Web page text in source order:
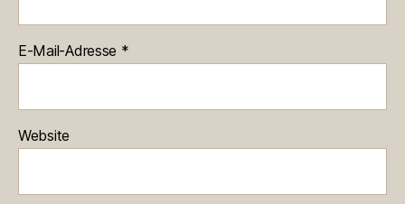
E-Mail-Adresse *
Website